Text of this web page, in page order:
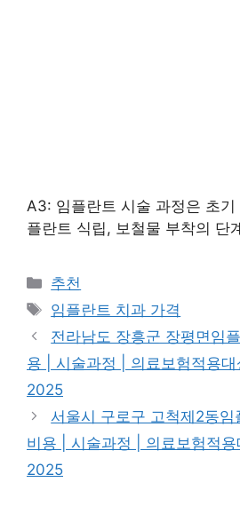
A3: 임플란트 시술 과정은 초
플란트 식립, 보철물 부착의 단
카
테
리
추천
태
그
임플란트 치과 가격
전라남도 장흥군 장평면임
용 | 시술과정 | 의료보험적용대
2025
서울시 구로구 고척제2동임
비용 | 시술과정 | 의료보험적용
2025